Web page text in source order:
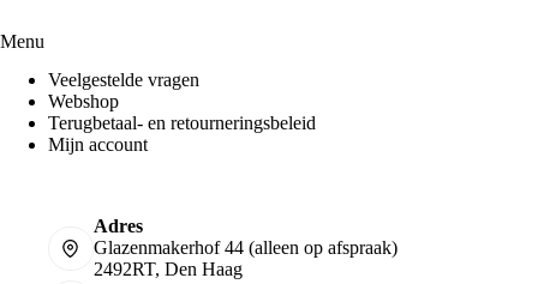
Menu
Veelgestelde vragen
Webshop
Terugbetaal- en retourneringsbeleid
Mijn account
Adres
Glazenmakerhof 44 (alleen op afspraak)
2492RT, Den Haag